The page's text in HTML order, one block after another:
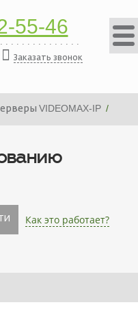
55-46
Заказать звонок
VIDEOMAX-IP
Как это работает?